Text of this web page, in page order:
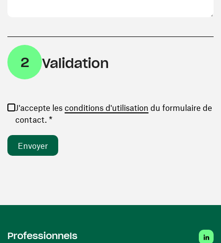
2 Validation
J'accepte les conditions d'utilisation (ouvre une
du formulaire de
contact. *
Professionnels